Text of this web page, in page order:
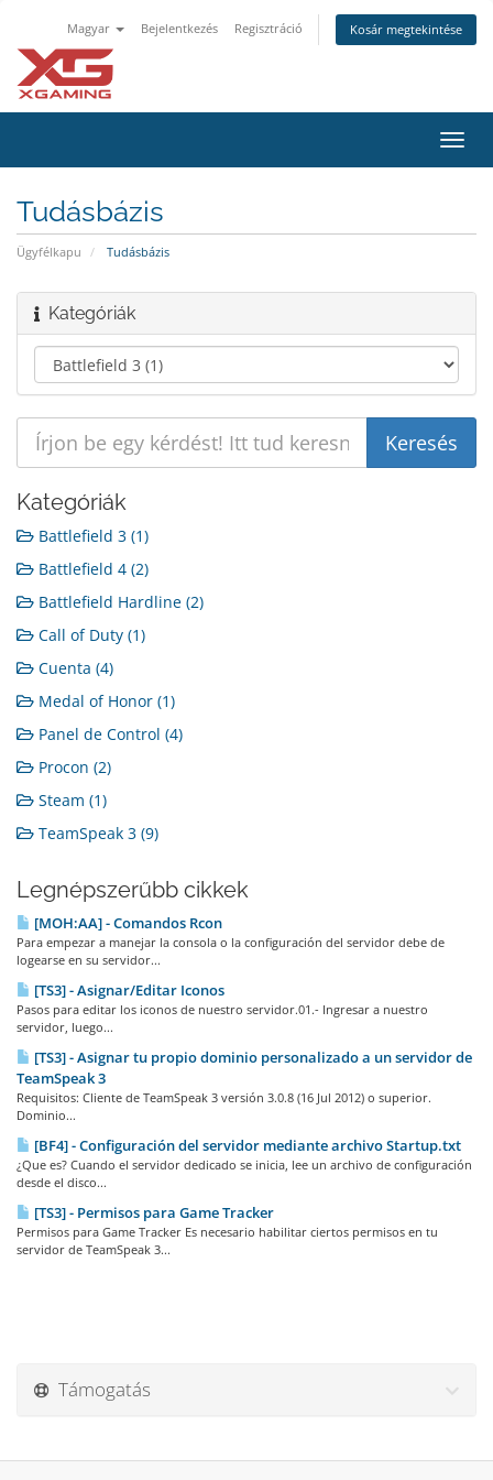
Magyar Bejelentkezés Regisztráció Kosár megtekintése
a
Tudásbázis
Ügyfélkapu Tudásbázis
Kategóriák
Kategóriák
Battlefield 3 (1)
Battlefield 4 (2)
Battlefield Hardline (2)
Call of Duty (1)
Cuenta (4)
Medal of Honor (1)
Panel de Control (4)
Procon (2)
Steam (1)
TeamSpeak 3 (9)
Legnépszerűbb cikkek
[MOH:AA] - Comandos Rcon
Para empezar a manejar la consola o la configuración del servidor debe de
logearse en su servidor...
[TS3] - Asignar/Editar Iconos
Pasos para editar los iconos de nuestro servidor.01.- Ingresar a nuestro
servidor, luego...
[TS3] - Asignar tu propio dominio personalizado a un servidor de
TeamSpeak 3
Requisitos: Cliente de TeamSpeak 3 versión 3.0.8 (16 Jul 2012) o superior.
Dominio...
[BF4] - Configuración del servidor mediante archivo Startup.txt
¿Que es? Cuando el servidor dedicado se inicia, lee un archivo de configuración
desde el disco...
[TS3] - Permisos para Game Tracker
Permisos para Game Tracker Es necesario habilitar ciertos permisos en tu
servidor de TeamSpeak 3...
Támogatás